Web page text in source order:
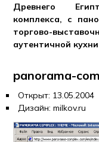
Древнего
комплекса, с
торгово-
аутентичной
panorama-
Открыт: 13.05.2004
Дизайн: milkov.ru